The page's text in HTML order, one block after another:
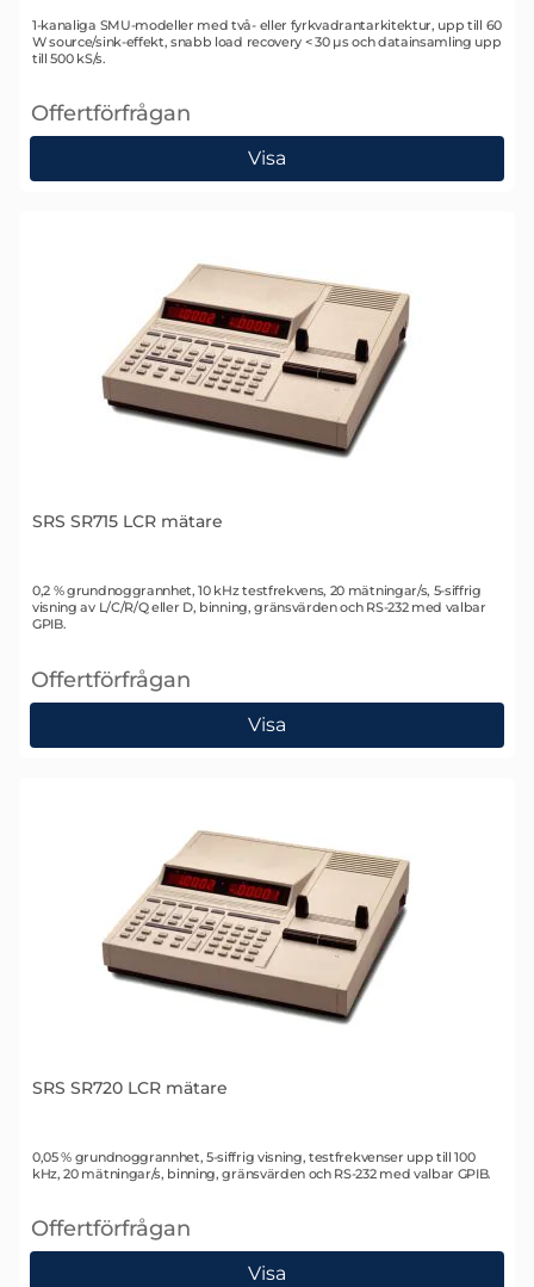
Art. nr 2588
1-kanaliga SMU-modeller med två- eller fyrkvadrantarkitektur, upp till 60
W source/sink-effekt, snabb load recovery < 30 µs och datainsamling upp
till 500 kS/s.
Offertförfrågan
, Rohde & Schwarz NGU-serien Source Measure Units
Visa
SRS SR715 LCR mätare
Art. nr 1011
0,2 % grundnoggrannhet, 10 kHz testfrekvens, 20 mätningar/s, 5-siffrig
visning av L/C/R/Q eller D, binning, gränsvärden och RS-232 med valbar
GPIB.
Offertförfrågan
, SRS SR715 LCR mätare
Visa
SRS SR720 LCR mätare
Art. nr 1012
0,05 % grundnoggrannhet, 5-siffrig visning, testfrekvenser upp till 100
kHz, 20 mätningar/s, binning, gränsvärden och RS-232 med valbar GPIB.
Offertförfrågan
, SRS SR720 LCR mätare
Visa